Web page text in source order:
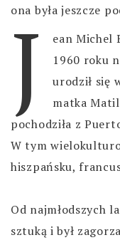
ona była jeszcze
J
ean Michel
1960 roku
urodził się
matka
pochodziła z
W tym
hiszpańsku,
Od najmłodszych
sztuką i był